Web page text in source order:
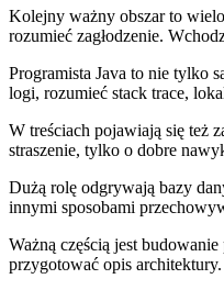
Kolejny ważny obszar to
rozumieć zagłodzenie.
Programista Java to nie tylko
logi, rozumieć stack trace,
W treściach pojawiają się też
straszenie, tylko o dobre
Dużą rolę odgrywają bazy
innymi sposobami
Ważną częścią jest
przygotować opis